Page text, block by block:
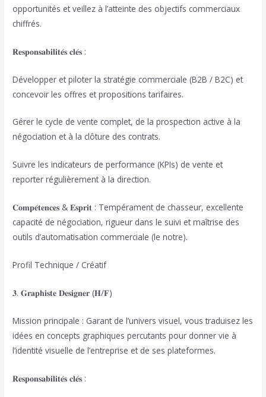
opportunités et veillez à l’atteinte des objectifs commerciaux
chiffrés.
𝐑𝐞𝐬𝐩𝐨𝐧𝐬𝐚𝐛𝐢𝐥𝐢𝐭𝐞́𝐬 𝐜𝐥𝐞́𝐬 :
Développer et piloter la stratégie commerciale (B2B / B2C) et
concevoir les offres et propositions tarifaires.
Gérer le cycle de vente complet, de la prospection active à la
négociation et à la clôture des contrats.
Suivre les indicateurs de performance (KPIs) de vente et
reporter régulièrement à la direction.
𝐂𝐨𝐦𝐩𝐞́𝐭𝐞𝐧𝐜𝐞𝐬 & 𝐄𝐬𝐩𝐫𝐢𝐭 : Tempérament de chasseur, excellente
capacité de négociation, rigueur dans le suivi et maîtrise des
outils d’automatisation commerciale (le notre).
Profil Technique / Créatif
𝟑. 𝐆𝐫𝐚𝐩𝐡𝐢𝐬𝐭𝐞 𝐃𝐞𝐬𝐢𝐠𝐧𝐞𝐫 (𝐇/𝐅)
Mission principale : Garant de l’univers visuel, vous traduisez les
idées en concepts graphiques percutants pour donner vie à
l’identité visuelle de l’entreprise et de ses plateformes.
𝐑𝐞𝐬𝐩𝐨𝐧𝐬𝐚𝐛𝐢𝐥𝐢𝐭𝐞́𝐬 𝐜𝐥𝐞́𝐬 :